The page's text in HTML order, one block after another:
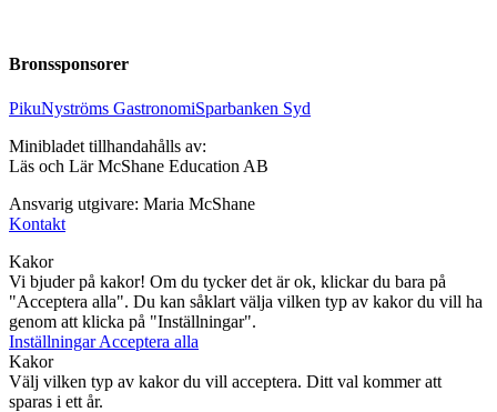
Bronssponsorer
PikuNyströms GastronomiSparbanken Syd
Minibladet tillhandahålls av:
Läs och Lär McShane Education AB
Ansvarig utgivare: Maria McShane
Kontakt
Kakor
Vi bjuder på kakor! Om du tycker det är ok, klickar du bara på
"Acceptera alla". Du kan såklart välja vilken typ av kakor du vill ha
genom att klicka på "Inställningar".
InställningarAcceptera alla
Kakor
Välj vilken typ av kakor du vill acceptera. Ditt val kommer att
sparas i ett år.